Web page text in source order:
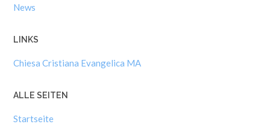
News
LINKS
Chiesa Cristiana Evangelica MA
ALLE SEITEN
Startseite